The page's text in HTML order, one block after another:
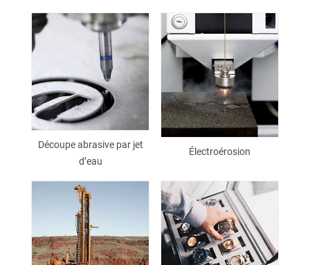
Découpe abrasive par jet
d’eau
Électroérosion